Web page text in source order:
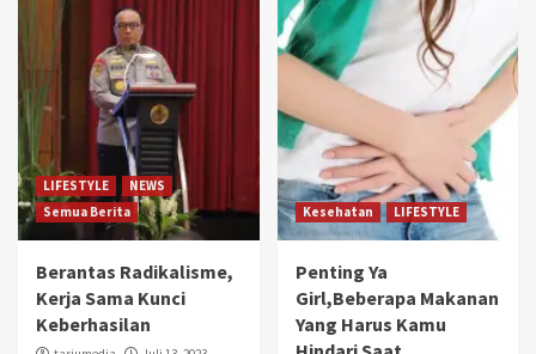
LIFESTYLE
NEWS
Semua Berita
Berantas Radikalisme,
Kerja Sama Kunci
Keberhasilan
Kesehatan LIFESTYLE
Penting Ya
Girl,Beberapa Makanan
Yang Harus Kamu